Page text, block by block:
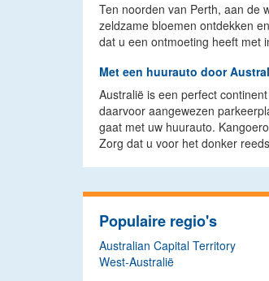
Ten noorden van Perth, aan de
zeldzame bloemen ontdekken
dat u een ontmoeting heeft met
Met een huurauto door
Australië is een perfect
daarvoor aangewezen
gaat met uw huurauto.
Zorg dat u voor het donker
Populaire regio's
Australian Capital Territory
West-Australië